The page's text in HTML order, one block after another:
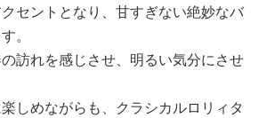
セントとなり、甘すぎない絶妙なバ
。
訪れを感じさせ、明るい気分にさせ
しめながらも、クラシカルロリィタ